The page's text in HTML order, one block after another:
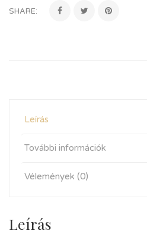
SHARE:
Leírás
További információk
Vélemények (0)
Leírás